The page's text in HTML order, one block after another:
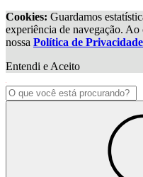
Cookies: Guardamos
experiência de navegação.
nossa Política de Privacidade
Entendi e Aceito